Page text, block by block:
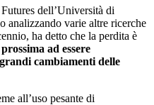
dell’Università di
analizzando varie altre ricerche
ha detto che la perdita è
ad essere
cambiamenti delle
all’uso pesante di